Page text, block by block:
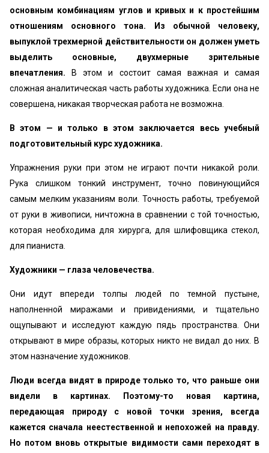
основным комбинациям углов и кривых и к простейшим
отношениям основного тона. Из обычной человеку,
выпуклой трехмерной действительности он должен уметь
выделить основные, двухмерные зрительные
впечатления.
В этом и состоит самая важная и самая
сложная аналитическая часть работы художника. Если она не
совершена, никакая творческая работа не возможна.
В этом — и только в этом заключается весь учебный
подготовительный курс художника.
Упражнения руки при этом не играют почти никакой роли.
Рука слишком тонкий инструмент, точно повинующийся
самым мелким указаниям воли. Точность работы, требуемой
от руки в живописи, ничтожна в сравнении с той точностью,
которая необходима для хирурга, для шлифовщика стекол,
для пианиста.
Художники — глаза человечества.
Они идут впереди толпы людей по темной пустыне,
наполненной миражами и привидениями, и тщательно
ощупывают и исследуют каждую пядь пространства. Они
открывают в мире образы, которых никто не видал до них. В
этом назначение художников.
Люди всегда видят в природе только то, что раньше они
видели в картинах. Поэтому-то новая картина,
передающая природу с новой точки зрения, всегда
кажется сначала неестественной и непохожей на правду.
Но потом вновь открытые видимости сами переходят в